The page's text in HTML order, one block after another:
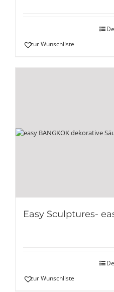
zur Wunschliste
Easy Sculptures-
zur Wunschliste